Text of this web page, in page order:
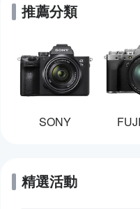
推薦分類
SONY
精選活動